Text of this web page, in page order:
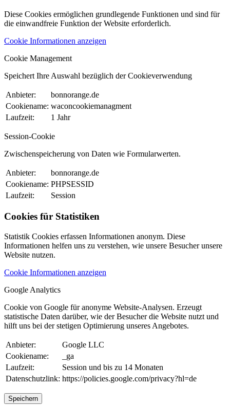
Diese Cookies ermöglichen grundlegende Funktionen und sind für
die einwandfreie Funktion der Website erforderlich.
Cookie Informationen anzeigen
Cookie Management
Speichert Ihre Auswahl bezüglich der Cookieverwendung
Anbieter:
bonnorange.de
Cookiename: waconcookiemanagment
Laufzeit:
1 Jahr
Session-Cookie
Zwischenspeicherung von Daten wie Formularwerten.
Anbieter:
bonnorange.de
Cookiename: PHPSESSID
Laufzeit:
Session
Cookies für Statistiken
Statistik Cookies erfassen Informationen anonym. Diese
Informationen helfen uns zu verstehen, wie unsere Besucher unsere
Website nutzen.
Cookie Informationen anzeigen
Google Analytics
Cookie von Google für anonyme Website-Analysen. Erzeugt
statistische Daten darüber, wie der Besucher die Website nutzt und
hilft uns bei der stetigen Optimierung unseres Angebotes.
Anbieter:
Google LLC
Cookiename:
_ga
Laufzeit:
Session und bis zu 14 Monaten
Datenschutzlink: https://policies.google.com/privacy?hl=de
Speichern